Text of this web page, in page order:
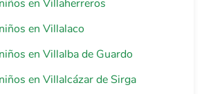
en Villaherreros
en Villalaco
en Villalba de Guardo
en Villalcázar de Sirga